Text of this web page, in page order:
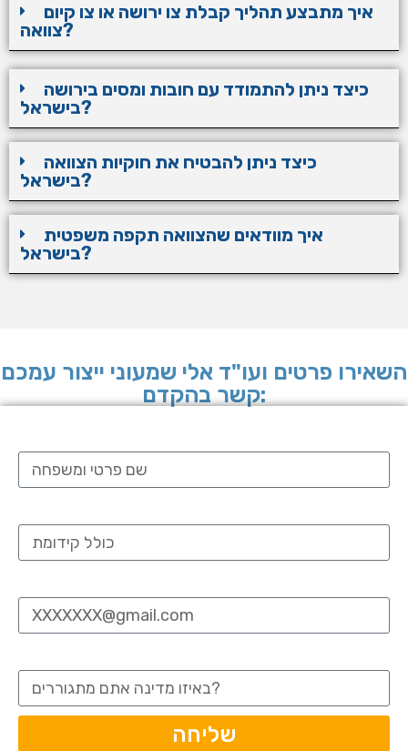
איך מתבצע תהליך קבלת צו ירושה או צו קיום
צוואה?
כיצד ניתן להתמודד עם חובות ומסים בירושה
בישראל?
כיצד ניתן להבטיח את חוקיות הצוואה
בישראל?
איך מוודאים שהצוואה תקפה משפטית
בישראל?
השאירו פרטים ועו"ד אלי שמעוני ייצור עמכם
קשר בהקדם:
שליחה